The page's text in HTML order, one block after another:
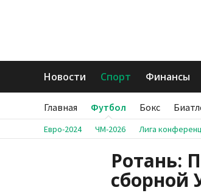
Новости Спорт Финансы
Главная Футбол Бокс
Евро-2024 ЧМ-2026 Лига
Ротань:
сборной